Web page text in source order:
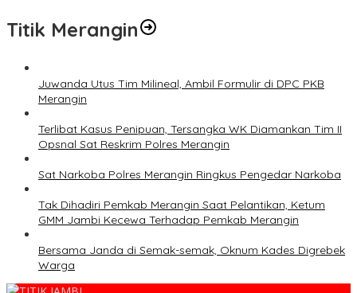
Titik Merangin
Juwanda Utus Tim Milineal, Ambil Formulir di DPC PKB
Merangin
Terlibat Kasus Penipuan, Tersangka WK Diamankan Tim II
Opsnal Sat Reskrim Polres Merangin
Sat Narkoba Polres Merangin Ringkus Pengedar Narkoba
Tak Dihadiri Pemkab Merangin Saat Pelantikan, Ketum
GMM Jambi Kecewa Terhadap Pemkab Merangin
Bersama Janda di Semak-semak, Oknum Kades Digrebek
Warga